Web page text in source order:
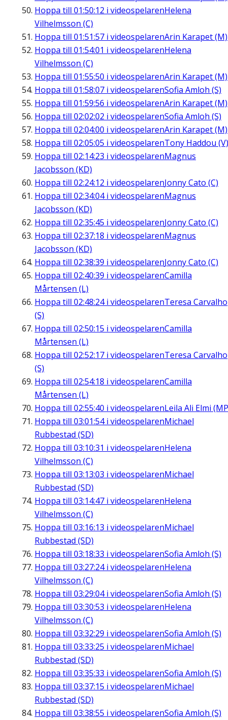
Hoppa till 01:50:12 i videospelarenHelena
Vilhelmsson (C)
Hoppa till 01:51:57 i videospelarenArin Karapet (M)
Hoppa till 01:54:01 i videospelarenHelena
Vilhelmsson (C)
Hoppa till 01:55:50 i videospelarenArin Karapet (M)
Hoppa till 01:58:07 i videospelarenSofia Amloh (S)
Hoppa till 01:59:56 i videospelarenArin Karapet (M)
Hoppa till 02:02:02 i videospelarenSofia Amloh (S)
Hoppa till 02:04:00 i videospelarenArin Karapet (M)
Hoppa till 02:05:05 i videospelarenTony Haddou (V)
Hoppa till 02:14:23 i videospelarenMagnus
Jacobsson (KD)
Hoppa till 02:24:12 i videospelarenJonny Cato (C)
Hoppa till 02:34:04i videospelarenMagnus
Jacobsson (KD)
Hoppa till 02:35:45 i videospelarenJonny Cato (C)
Hoppa till 02:37:18 i videospelarenMagnus
Jacobsson (KD)
Hoppa till 02:38:39 i videospelarenJonny Cato (C)
Hoppa till 02:40:39 i videospelarenCamilla
Mårtensen (L)
Hoppa till 02:48:24i videospelarenTeresa Carvalho
(S)
Hoppa till 02:50:15 i videospelarenCamilla
Mårtensen (L)
Hoppa till 02:52:17 i videospelarenTeresa Carvalho
(S)
Hoppa till 02:54:18 i videospelarenCamilla
Mårtensen (L)
Hoppa till 02:55:40 i videospelarenLeila Ali Elmi
Hoppa till 03:01:54i videospelarenMichael
Rubbestad (SD)
Hoppa till 03:10:31 i videospelarenHelena
Vilhelmsson (C)
Hoppa till 03:13:03 i videospelarenMichael
Rubbestad (SD)
Hoppa till 03:14:47 i videospelarenHelena
Vilhelmsson (C)
Hoppa till 03:16:13 i videospelarenMichael
Rubbestad (SD)
Hoppa till 03:18:33 i videospelarenSofia Amloh (S)
Hoppa till 03:27:24i videospelarenHelena
Vilhelmsson (C)
Hoppa till 03:29:04i videospelarenSofia Amloh (S)
Hoppa till 03:30:53 i videospelarenHelena
Vilhelmsson (C)
Hoppa till 03:32:29 i videospelarenSofia Amloh (S)
Hoppa till 03:33:25 i videospelarenMichael
Rubbestad (SD)
Hoppa till 03:35:33 i videospelarenSofia Amloh (S)
Hoppa till 03:37:15 i videospelarenMichael
Rubbestad (SD)
Hoppa till 03:38:55 i videospelarenSofia Amloh (S)